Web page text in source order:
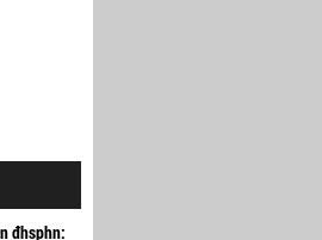
đhsphn: